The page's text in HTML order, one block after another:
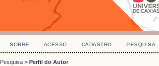
SOBRE ACESSO CADASTRO PESQUISA
Pesquisa > Perfil do Autor